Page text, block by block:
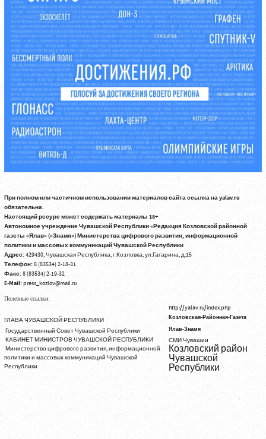
При полном или частичном использовании материалов сайта ссылка на yalav.ru
обязательна.
Настоящий ресурс может содержать материалы 18+
Автономное учреждение Чувашской Республики «Редакция Козловской районной
газеты «Ялав» («Знамя») Министерства цифрового развития, информационной
политики и массовых коммуникаций Чувашской Республики
Адрес:429430, Чувашская Республика, г.Козловка, ул.Гагарина, д.15
Телефон:8 (83534) 2-18-31
Факс:8 (83534) 2-19-32
E-Mail:press_kozlov@mail.ru
Полезные ссылки:
ГЛАВА ЧУВАШСКОЙ РЕСПУБЛИКИ
Государственный Совет Чувашской Республики
КАБИНЕТ МИНИСТРОВ ЧУВАШСКОЙ РЕСПУБЛИКИ
Министерство цифрового развития, информационной
политики и массовых коммуникаций Чувашской
Республики
http://yalav.ru/index.php
Козловская-Районная-Газета
Ялав-Знамя
СМИ Чувашии
Козловский район
Чувашской
Республики